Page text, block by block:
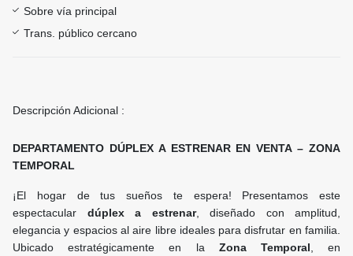
Sobre vía principal
Trans. público cercano
Descripción Adicional :
DEPARTAMENTO DÚPLEX A ESTRENAR EN VENTA – ZONA
TEMPORAL
¡El hogar de tus sueños te espera! Presentamos este
espectacular dúplex a estrenar, diseñado con amplitud,
elegancia y espacios al aire libre ideales para disfrutar en familia.
Ubicado estratégicamente en la Zona Temporal , en